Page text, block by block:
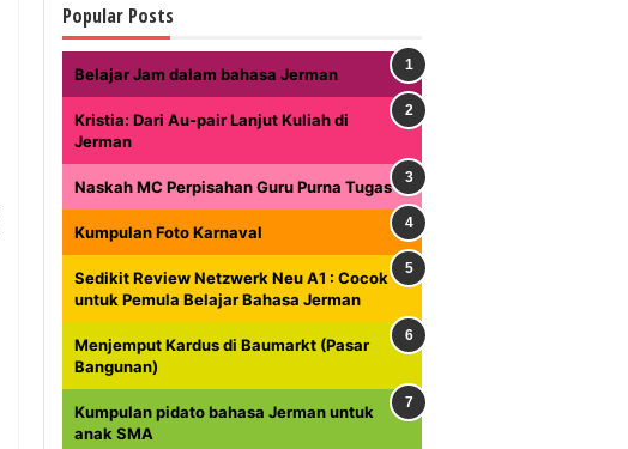
Popular Posts
Belajar Jam dalam bahasa Jerman
Kristia: Dari Au-pair Lanjut Kuliah di
Jerman
Naskah MC Perpisahan Guru Purna Tugas
Kumpulan Foto Karnaval
Sedikit Review Netzwerk Neu A1 : Cocok
untuk Pemula Belajar Bahasa Jerman
Menjemput Kardus di Baumarkt (Pasar
Bangunan)
Kumpulan pidato bahasa Jerman untuk
anak SMA